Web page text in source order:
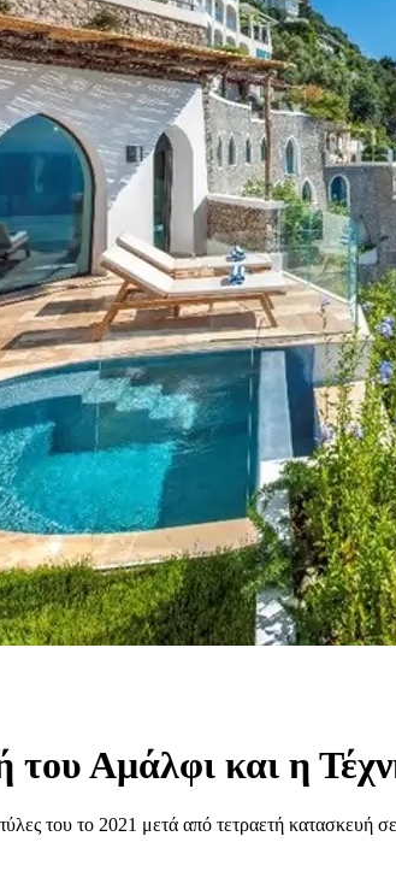
Αμάλφι και η
του το 2021 μετά από τετραετή κατασκευή